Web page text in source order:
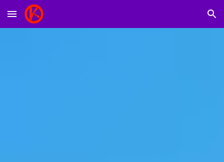
Skip to main content Skip to navigation